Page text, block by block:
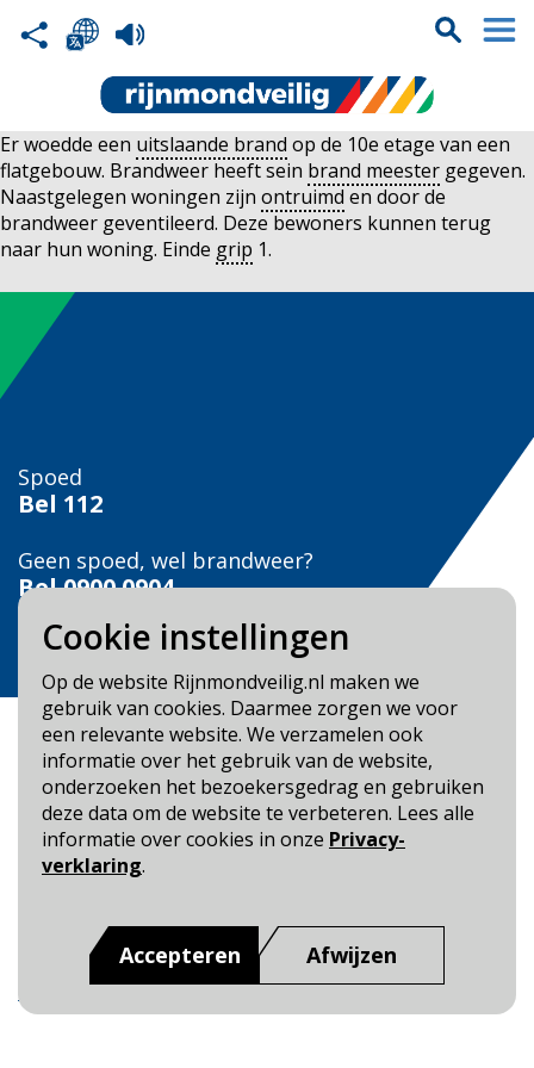
Cookie instellingen
Op de website Rijnmondveilig.nl maken we
gebruik van cookies. Daarmee zorgen we voor
een relevante website. We verzamelen ook
informatie over het gebruik van de website,
onderzoeken het bezoekersgedrag en gebruiken
deze data om de website te verbeteren. Lees alle
informatie over cookies in onze Privacy-
verklaring.
Accepteren Afwijzen
Er woedde een uitslaande brand op de 10e etage van een
flatgebouw. Brandweer heeft sein brand meester gegeven.
Naastgelegen woningen zijn ontruimd en door de
brandweer geventileerd. Deze bewoners kunnen terug
naar hun woning. Einde grip 1.
Spoed
Bel 112
Geen spoed, wel brandweer?
Bel0900 0904
Veilig Leven?
Bel 0900-8387
Blijf op de hoogte
Dit is een website van :Veiligheidsregio Rotterdam-
Rijnmond